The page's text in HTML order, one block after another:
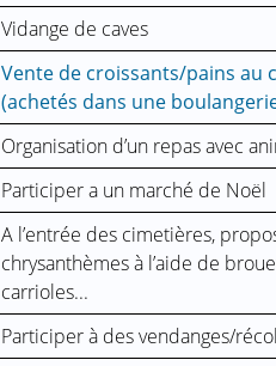
Vidange de caves
Vente de croissants/pains au
(achetés dans une
Organisation d’un repas avec
Participer a un marché de Noël
A l’entrée des cimetières,
chrysanthèmes à l’aide de
carrioles...
Participer à des vendanges/